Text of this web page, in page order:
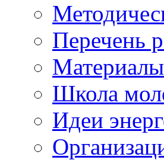
Перечень
Школа
Идеи